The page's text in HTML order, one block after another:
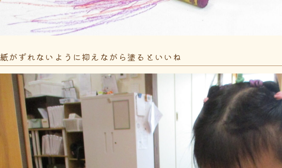
紙がずれないように抑えながら塗るといいね